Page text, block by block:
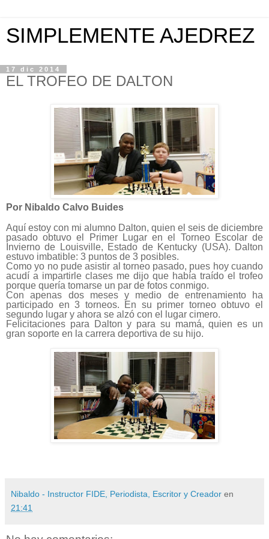
SIMPLEMENTE AJEDREZ
17 dic 2014
EL TROFEO DE DALTON
Por Nibaldo Calvo Buides
Aquí estoy con mi alumno Dalton, quien el seis de diciembre
pasado obtuvo el Primer Lugar en el Torneo Escolar de
Invierno de Louisville, Estado de Kentucky (USA). Dalton
estuvo imbatible: 3 puntos de 3 posibles.
Como yo no pude asistir al torneo pasado, pues hoy cuando
acudí a impartirle clases me dijo que había traído el trofeo
porque quería tomarse un par de fotos conmigo.
Con apenas dos meses y medio de entrenamiento ha
participado en 3 torneos. En su primer torneo obtuvo el
segundo lugar y ahora se alzó con el lugar cimero.
Felicitaciones para Dalton y para su mamá, quien es un
gran soporte en la carrera deportiva de su hijo.
Nibaldo - Instructor FIDE, Periodista, Escritor y Creador en
21:41